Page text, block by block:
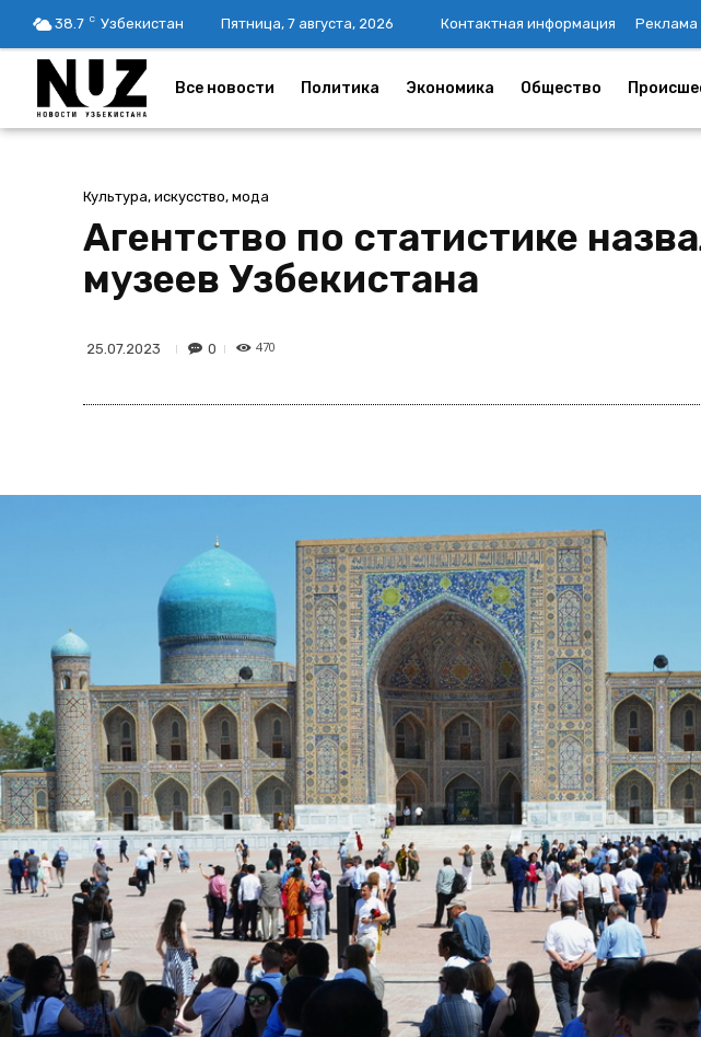
38.7 C Узбекистан Пятница, 7 августа, 2026 Контактная информация Реклама
Все новости Политика Экономика Общество
Культура, искусство, мода
Агентство по статистике
музеев Узбекистана
25.07.2023 0 470